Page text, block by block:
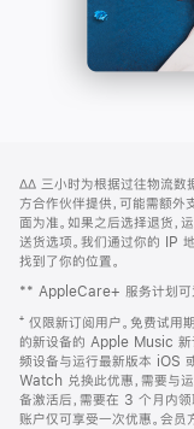
页
页
脚
注
∆∆ 三小时为根据过往物流数
方合作伙伴提供，可能需额外
面为准。如果之后选择退货，
送货选项。我们通过你的 IP
找到了你的位置。
** AppleCare+ 服务计划可
⁺ 仅限新订阅用户。免费试用
的新设备的 Apple Music 新
频设备与运行最新版本 iOS
Watch 兑换此优惠，需要与
备激活后，需要在 3 个月内
账户仅可享受一次优惠。会员